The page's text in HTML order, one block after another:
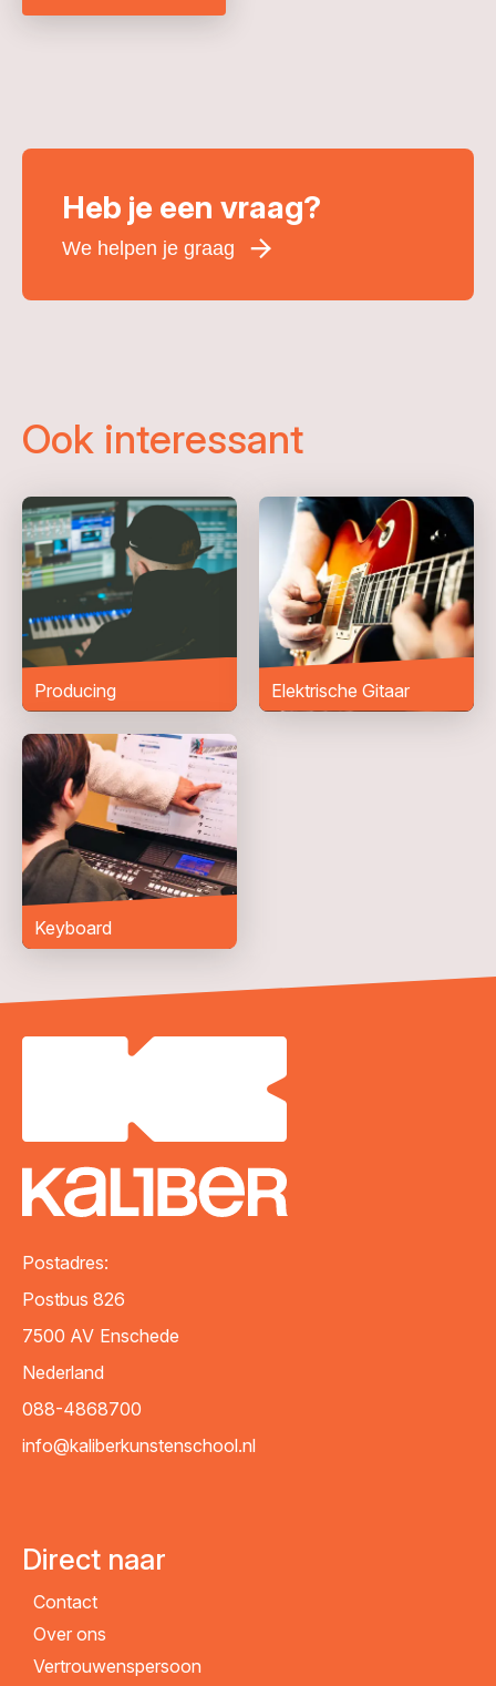
Heb je een vraag?
We helpen je graag
E-mailadres
Telefoonnummer
Woonplaats*
Bericht
Ook interessant
Producing Elektrische Gitaar
Keyboard
Postadres:
Postbus 826
7500 AV Enschede
Nederland
088-4868700
info@kaliberkunstenschool.nl
Direct naar
Contact
Over ons
Vertrouwenspersoon